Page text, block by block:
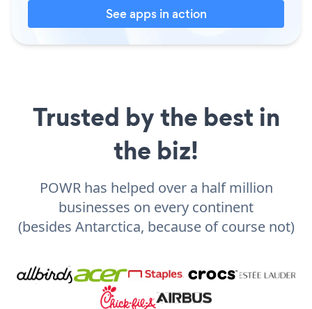
See apps in action
Trusted by the best in
the biz!
POWR has helped over a half million
businesses on every continent
(besides Antarctica, because of course not)